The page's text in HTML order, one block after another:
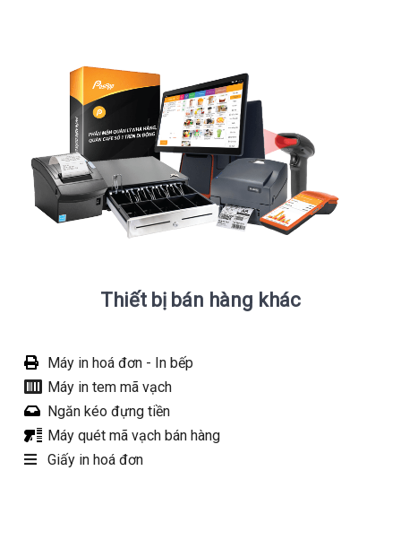
Thiết bị bán hàng khác
Máy in hoá đơn - In bếp
Máy in tem mã vạch
Ngăn kéo đựng tiền
Máy quét mã vạch bán hàng
Giấy in hoá đơn